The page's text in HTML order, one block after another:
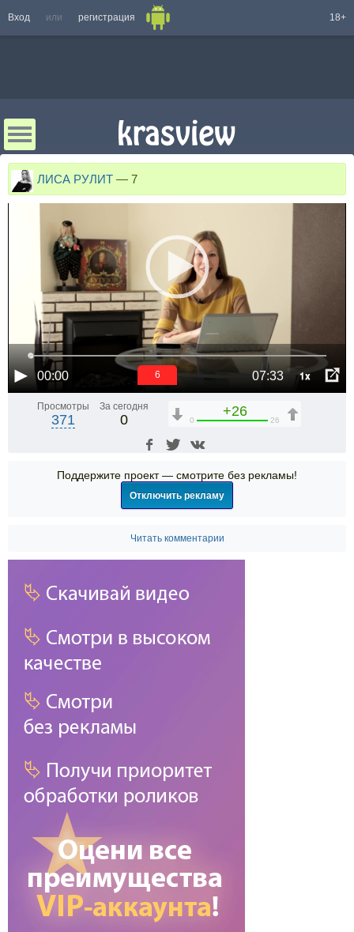
Вход или регистрация 18+
ЛИСА РУЛИТ — 7
00:00 07:33 1x
6
Просмотры
371
За сегодня
0
+26
0 26
Поддержите проект — смотрите без рекламы!
Отключить рекламу
Читать комментарии